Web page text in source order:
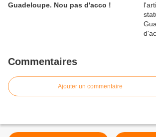
Guadeloupe. Nou pas d'acco !
Commentaires
Ajouter un commentaire